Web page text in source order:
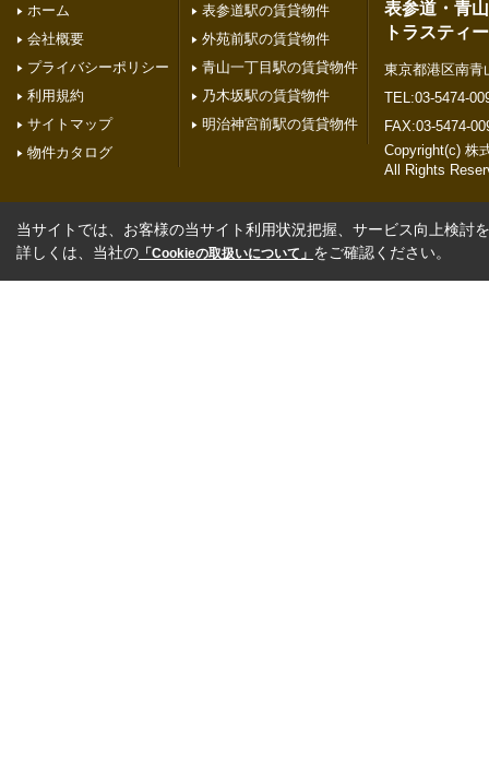
ホーム
会社概要
プライバシーポリシー
利用規約
サイトマップ
物件カタログ
表参道駅の賃貸物件
外苑前駅の賃貸物件
青山一丁目駅の賃貸物件
乃木坂駅の賃貸物件
明治神宮前駅の賃貸物件
表参道・青
トラスティー
東京都港区南青
TEL:03-5474-
FAX:03-5474-
Copyright(c) 株
All Rights
当サイトでは、お客様の当サイト利用状況把握、サービス向上検討
詳しくは、当社の 「Cookieの取扱いについて」 をご確認ください。